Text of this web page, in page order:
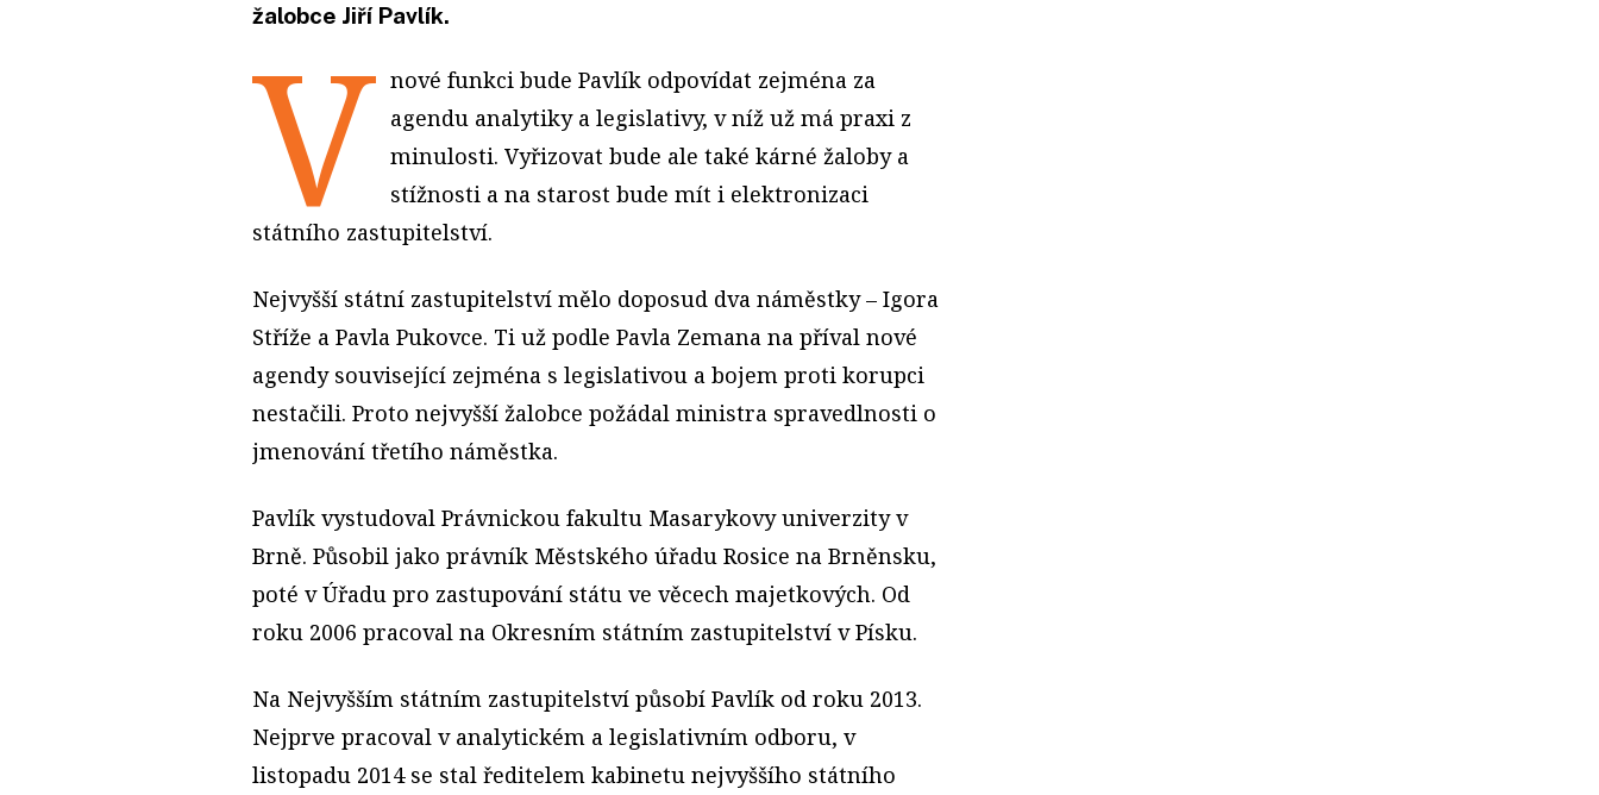
žalobce Jiří Pavlík.
V nové funkci bude Pavlík odpovídat zejména za
agendu analytiky a legislativy, v níž už má praxi z
minulosti. Vyřizovat bude ale také kárné žaloby a
stížnosti a na starost bude mít i elektronizaci
státního zastupitelství.
Nejvyšší státní zastupitelství mělo doposud dva náměstky – Igora
Stříže a Pavla Pukovce. Ti už podle Pavla Zemana na příval nové
agendy související zejména s legislativou a bojem proti korupci
nestačili. Proto nejvyšší žalobce požádal ministra spravedlnosti o
jmenování třetího náměstka.
Pavlík vystudoval Právnickou fakultu Masarykovy univerzity v
Brně. Působil jako právník Městského úřadu Rosice na Brněnsku,
poté v Úřadu pro zastupování státu ve věcech majetkových. Od
roku 2006 pracoval na Okresním státním zastupitelství v Písku.
Na Nejvyšším státním zastupitelství působí Pavlík od roku 2013.
Nejprve pracoval v analytickém a legislativním odboru, v
listopadu 2014 se stal ředitelem kabinetu nejvyššího státního